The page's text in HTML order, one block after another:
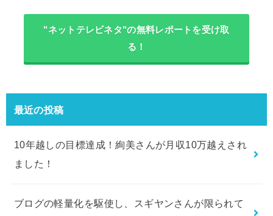
"ネットテレビネタ"の無料レポートを受け取
る！
最近の投稿
10年越しの目標達成！絢美さんが月収10万越えされ
ました！
ブログの軽量化を駆使し、スギヤンさんが限られて